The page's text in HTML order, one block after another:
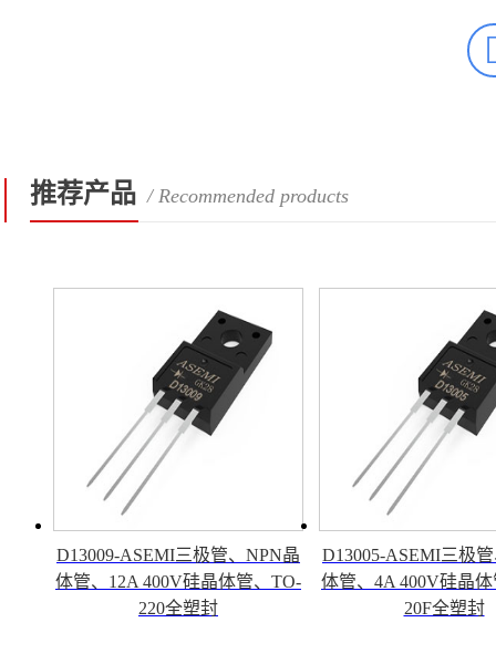
推荐产品 / Recommended products
D13009-ASEMI三极管、NPN晶
体管、12A 400V硅晶体管、TO-
220全塑封
D13005-ASEMI三极
体管、4A 400V硅晶
20F全塑封